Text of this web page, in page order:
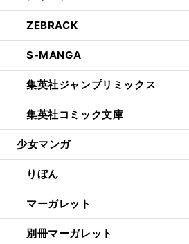
ZEBRACK
S-MANGA
集英社ジャンプリミックス
集英社コミック文庫
少女マンガ
りぼん
マーガレット
別冊マーガレット